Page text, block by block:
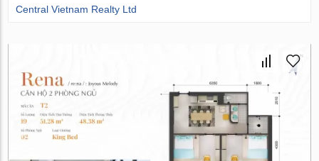
Central Vietnam Realty Ltd